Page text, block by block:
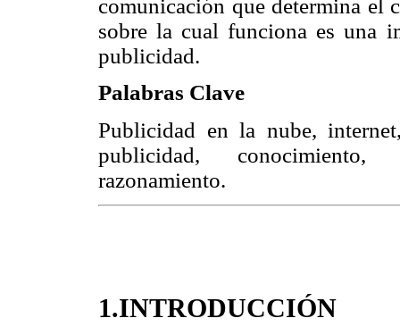
comunicación que determina el
sobre la cual funciona es una
publicidad.
Palabras Clave
Publicidad en la nube,
publicidad, conocimiento,
razonamiento.
1.INTRODUCCIÓN